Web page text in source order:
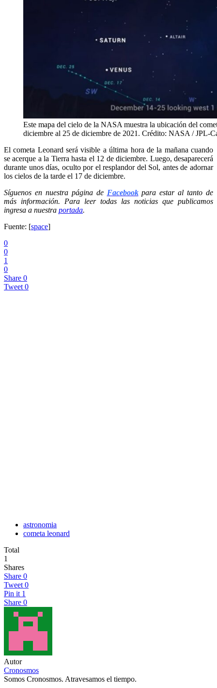
Este mapa del cielo de la NASA muestra la ubicación del
diciembre al 25 de diciembre de 2021. Crédito: NASA / JPL-
El cometa Leonard será visible a última hora de la mañana cuando
se acerque a la Tierra hasta el 12 de diciembre. Luego, desaparecerá
durante unos días, oculto por el resplandor del Sol, antes de adornar
los cielos de la tarde el 17 de diciembre.
Síguenos en nuestra página de Facebookpara estar al tanto de
más información. Para leer todas las noticias que publicamos
ingresa a nuestra portada.
Fuente: [space]
0
0
1
0
Share 0
Tweet 0
astronomia
cometa leonard
Total
1
Shares
Share 0
Tweet 0
Pin it 1
Share 0
Autor
Cronosmos
Somos Cronosmos. Atravesamos el tiempo.